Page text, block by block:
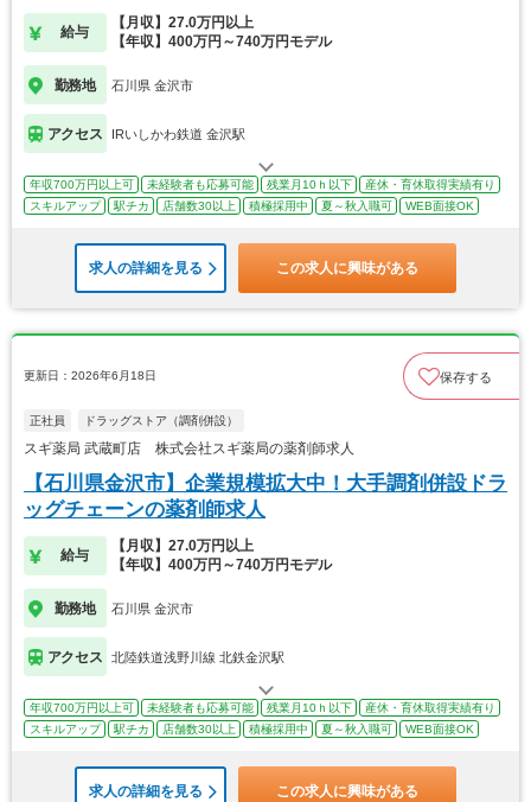
給与
【月収】27.0万円以上
【年収】400万円～740万円モデル
勤務地 石川県 金沢市
アクセス IRいしかわ鉄道 金沢駅
年収700万円以上可 未経験者も応募可能 残業月10ｈ以下
産休・育休取得実績有り
スキルアップ
駅チカ 店舗数30以上 積極採用中 夏～秋入職可 WEB面接OK
求人の詳細を見る この求人に興味がある
更新日：2026年6月18日 保存する
正社員 ドラッグストア（調剤併設）
スギ薬局 武蔵町店 株式会社スギ薬局の薬剤師求人
【石川県金沢市】企業規模拡大中！大手調剤併設ドラ
ッグチェーンの薬剤師求人
給与
【月収】27.0万円以上
【年収】400万円～740万円モデル
勤務地 石川県 金沢市
アクセス 北陸鉄道浅野川線 北鉄金沢駅
年収700万円以上可 未経験者も応募可能 残業月10ｈ以下
産休・育休取得実績有り
スキルアップ
駅チカ 店舗数30以上 積極採用中 夏～秋入職可 WEB面接OK
求人の詳細を見る この求人に興味がある